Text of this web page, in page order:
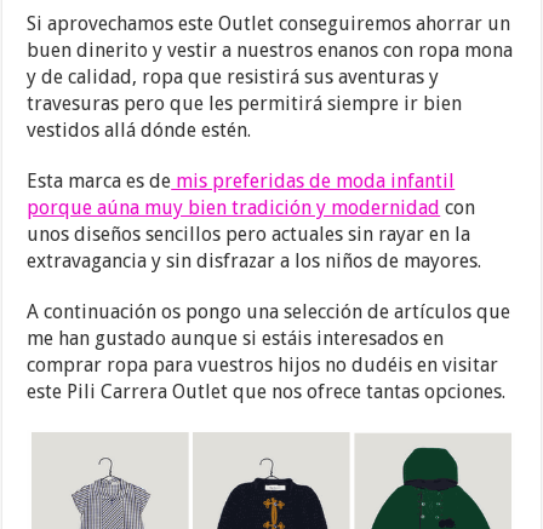
Si aprovechamos este Outlet conseguiremos ahorrar un
buen dinerito y vestir a nuestros enanos con ropa mona
y de calidad, ropa que resistirá sus aventuras y
travesuras pero que les permitirá siempre ir bien
vestidos allá dónde estén.
Esta marca es de mis preferidas de moda infantil
porque aúna muy bien tradición y modernidad con
unos diseños sencillos pero actuales sin rayar en la
extravagancia y sin disfrazar a los niños de mayores.
A continuación os pongo una selección de artículos que
me han gustado aunque si estáis interesados en
comprar ropa para vuestros hijos no dudéis en visitar
este Pili Carrera Outlet que nos ofrece tantas opciones.